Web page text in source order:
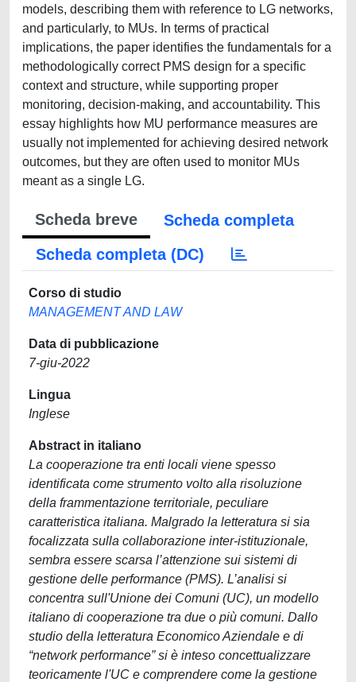
models, describing them with reference to LG networks,
and particularly, to MUs. In terms of practical
implications, the paper identifies the fundamentals for a
methodologically correct PMS design for a specific
context and structure, while supporting proper
monitoring, decision-making, and accountability. This
essay highlights how MU performance measures are
usually not implemented for achieving desired network
outcomes, but they are often used to monitor MUs
meant as a single LG.
Scheda breve
Scheda completa
Scheda completa (DC)
Corso di studio
MANAGEMENT AND LAW
Data di pubblicazione
7-giu-2022
Lingua
Inglese
Abstract in italiano
La cooperazione tra enti locali viene spesso
identificata come strumento volto alla risoluzione
della frammentazione territoriale, peculiare
caratteristica italiana. Malgrado la letteratura si sia
focalizzata sulla collaborazione inter-istituzionale,
sembra essere scarsa l’attenzione sui sistemi di
gestione delle performance (PMS). L’analisi si
concentra sull'Unione dei Comuni (UC), un modello
italiano di cooperazione tra due o più comuni. Dallo
studio della letteratura Economico Aziendale e di
“network performance” si è inteso concettualizzare
teoricamente l'UC e comprendere come la gestione